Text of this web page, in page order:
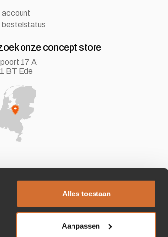
Alles toestaan
Aanpassen
account
bestelstatus
onze concept store
17 A
BT Ede